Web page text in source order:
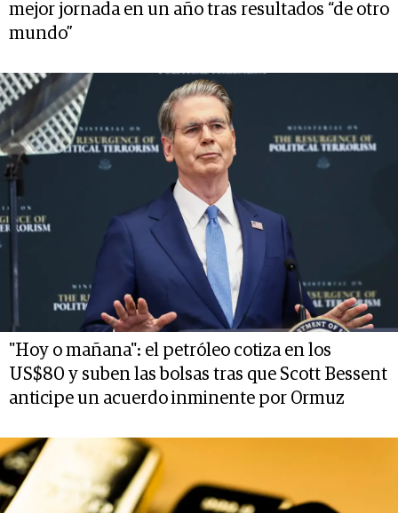
mejor jornada en un año tras resultados “de otro
mundo”
"Hoy o mañana": el petróleo cotiza en los
US$80 y suben las bolsas tras que Scott Bessent
anticipe un acuerdo inminente por Ormuz